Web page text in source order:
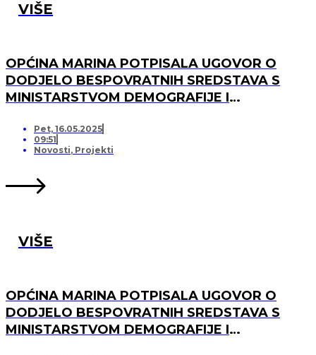
VIŠE
OPĆINA MARINA POTPISALA UGOVOR O
DODJELO BESPOVRATNIH SREDSTAVA S
MINISTARSTVOM DEMOGRAFIJE I
OPREMANJA DJEČJEG IGRALIŠTA U
SVINCIMA
Pet, 16.05.2025
09:51
Novosti, Projekti
VIŠE
OPĆINA MARINA POTPISALA UGOVOR O
DODJELO BESPOVRATNIH SREDSTAVA S
MINISTARSTVOM DEMOGRAFIJE I